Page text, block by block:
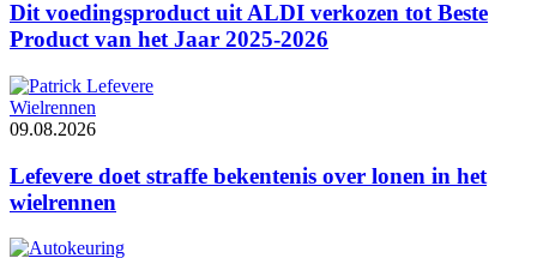
Dit voedingsproduct uit ALDI verkozen tot Beste
Product van het Jaar 2025-2026
Wielrennen
09.08.2026
Lefevere doet straffe bekentenis over lonen in het
wielrennen